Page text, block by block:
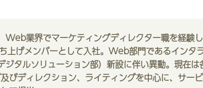
Web業界でマーケティングディレクター職を経験
上げメンバーとして入社。Web部門であるインタ
ジタルソリューション部）新設に伴い異動。現在は
びディレクション、ライティングを中心に、サー